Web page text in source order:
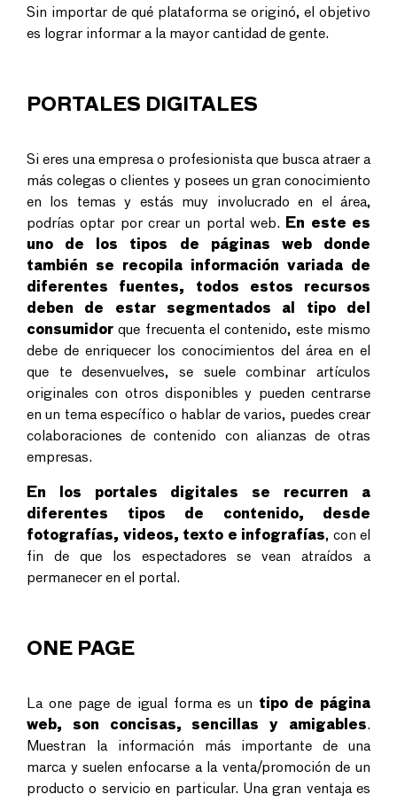
Sin importar de qué plataforma se originó, el objetivo
es lograr informar a la mayor cantidad de gente.
PORTALES DIGITALES
Si eres una empresa o profesionista que busca atraer a
más colegas o clientes y posees un gran conocimiento
en los temas y estás muy involucrado en el área,
podrías optar por crear un portal web.
En este es
uno de los tipos de páginas web donde
también se recopila información variada de
diferentes fuentes, todos estos recursos
deben de estar segmentados al tipo del
consumidorque frecuenta el contenido, este mismo
debe de enriquecer los conocimientos del área en el
que te desenvuelves, se suele combinar artículos
originales con otros disponibles y pueden centrarse
en un tema específico o hablar de varios, puedes crear
colaboraciones de contenido con alianzas de otras
empresas.
En los portales digitales se recurren a
diferentes tipos de contenido, desde
fotografías, videos, texto e infografías, con el
fin de que los espectadores se vean atraídos a
permanecer en el portal.
ONE PAGE
La one page de igual forma es un tipo de página
web, son concisas, sencillas y amigables.
Muestran la información más importante de una
marca y suelen enfocarse a la venta/promoción de un
producto o servicio en particular. Una gran ventaja es